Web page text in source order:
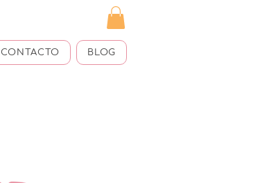
CONTACTO BLOG